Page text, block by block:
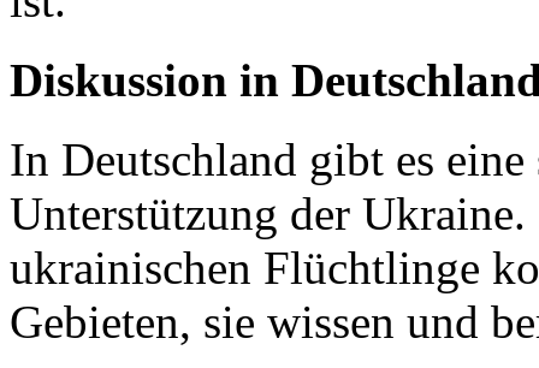
Diskussion in
In Deutschland gibt es
Unterstützung der
ukrainischen Flüchtlinge
Gebieten, sie wissen und